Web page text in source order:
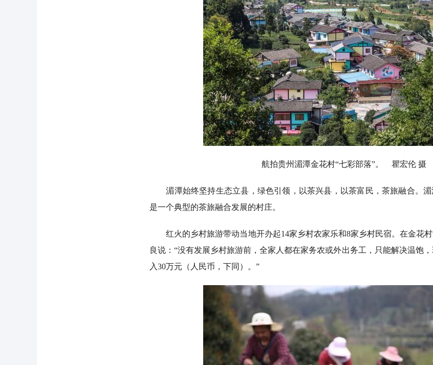
航拍贵州湄潭金花村“七彩部落”。 瞿宏伦 摄
湄潭始终坚持生态立县，绿色引领，以茶兴县，以茶富民，茶旅融合。湄
是一个典型的茶旅融合发展的村庄。
红火的乡村旅游带动当地开办起14家乡村农家乐和8家乡村民宿。在金花村
良说：“没有发展乡村旅游前，全家人都在家务农或外出务工，只能解决温饱
入30万元（人民币，下同）。”